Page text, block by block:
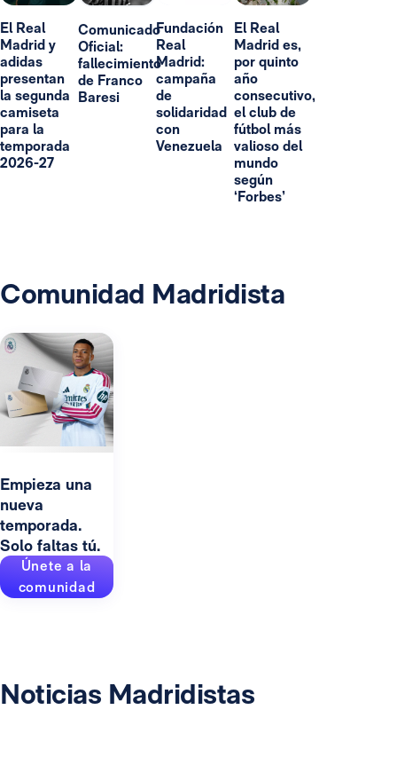
El Real
Madrid y
adidas
presentan
la segunda
camiseta
para la
temporada
2026-27
Comunicado
Oficial:
fallecimiento
de Franco
Baresi
Fundación
Real
Madrid:
campaña
de
solidaridad
con
Venezuela
El Real
Madrid es,
por quinto
año
consecutivo,
el club de
fútbol más
valioso del
mundo
según
‘Forbes’
Comunidad Madridista
Empieza una
nueva
temporada.
Solo faltas tú.
Únete a la
comunidad
Noticias Madridistas